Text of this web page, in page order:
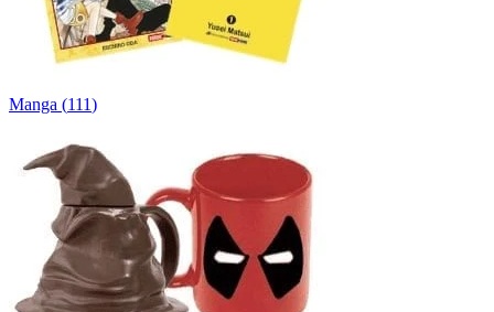
Manga (111)